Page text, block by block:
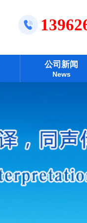
公司新闻
News